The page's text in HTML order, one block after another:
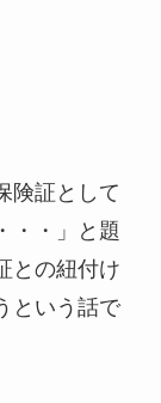
険証として
・・」と題
との紐付け
という話で